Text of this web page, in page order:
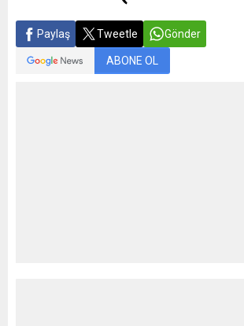
Paylaş Tweetle Gönder
ABONE OL